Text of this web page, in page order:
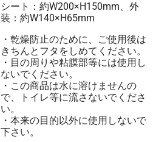
シート：約W200×H150mm、外
装：約W140×H65mm
・乾燥防止のために、ご使用後は
きちんとフタをしめてください。
・目の周りや粘膜部等には使用し
ないでください。
・この商品は水に溶けませんの
で、トイレ等に流さないでくださ
い。
・本来の目的以外に使用しないで
下さい。